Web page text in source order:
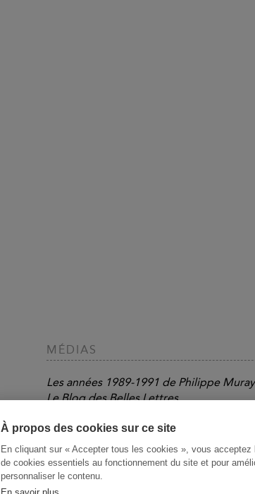
À propos des cookies sur ce site
En cliquant sur « Accepter tous les cookies », vous acceptez
de cookies essentiels au fonctionnement du site et pour
personnaliser le contenu.
MÉDIAS
Les années 1989-1991 de Philippe
Le Blog des Belles Lettres
PRESSE
Ce Journal, dont la lecture procure une